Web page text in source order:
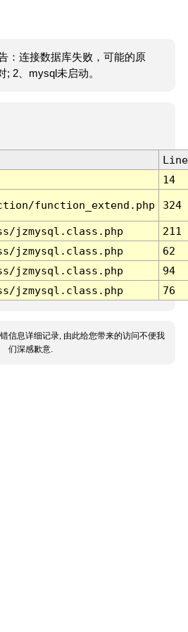
：连接数据库失败，可能的原
; 2、mysql未启动。
Line
14
function_extend.php 324
jzmysql.class.php
211
jzmysql.class.php
62
jzmysql.class.php
94
jzmysql.class.php 76
信息详细记录, 由此给您带来的访问不便我
们深感歉意.